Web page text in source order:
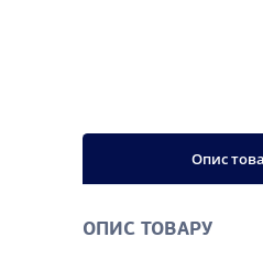
Опис
ОПИС ТОВАРУ